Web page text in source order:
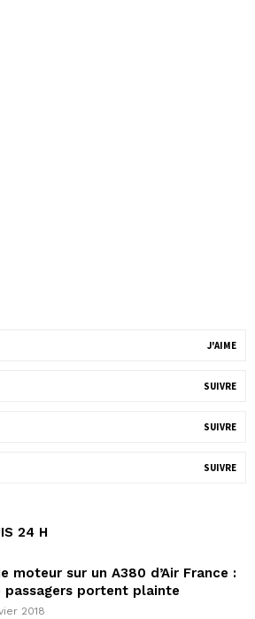
J'AIME
SUIVRE
SUIVRE
SUIVRE
24 H
moteur sur un A380 d’Air France :
passagers portent plainte
2018